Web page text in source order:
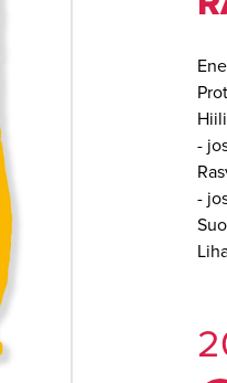
-
-